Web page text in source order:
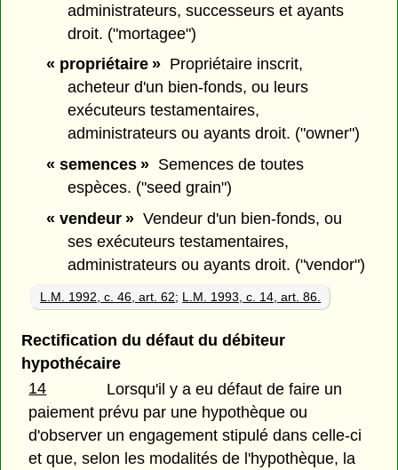
administrateurs, successeurs et ayants
droit. ("mortagee")
« propriétaire »Propriétaire inscrit,
acheteur d'un bien-fonds, ou leurs
exécuteurs testamentaires,
administrateurs ou ayants droit. ("owner")
« semences »Semences de toutes
espèces. ("seed grain")
« vendeur »Vendeur d'un bien-fonds, ou
ses exécuteurs testamentaires,
administrateurs ou ayants droit. ("vendor")
L.M. 1992, c. 46, art. 62; L.M. 1993, c. 14, art. 86.
Rectification du défaut du débiteur
hypothécaire
14
Lorsqu'il y a eu défaut de faire un
paiement prévu par une hypothèque ou
d'observer un engagement stipulé dans celle-ci
et que, selon les modalités de l'hypothèque, la